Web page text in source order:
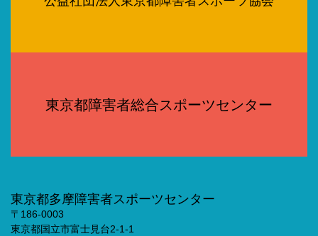
東京都障害者総合スポーツセンター
東京都多摩障害者スポーツセンター
〒186-0003
東京都国立市富士見台2-1-1